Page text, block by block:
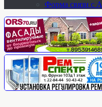
Форма связи с